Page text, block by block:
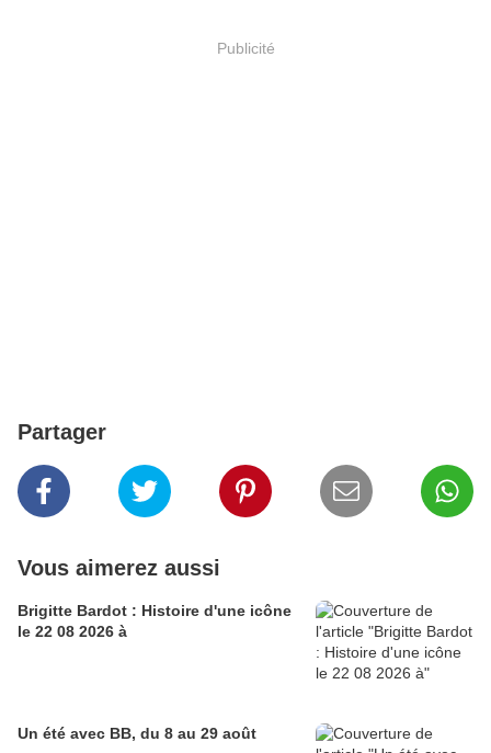
Publicité
Partager
Vous aimerez aussi
Brigitte Bardot : Histoire d'une icône
le 22 08 2026 à
Un été avec BB, du 8 au 29 août